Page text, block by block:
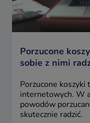
Porzucone
sobie z nimi
Porzucone
internetowych. W
powodów
skutecznie radzić.